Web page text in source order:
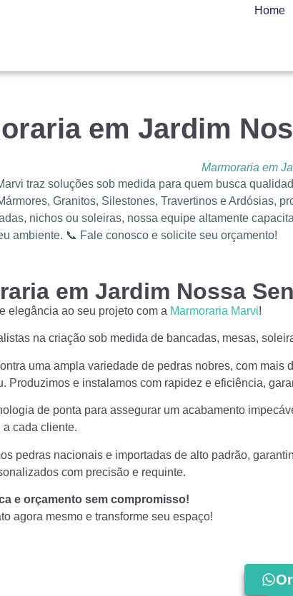
Home
em Jardim
Marmoraria em
traz soluções sob medida para quem busca
Granitos, Silestones, Travertinos e Ardósias,
nichos ou soleiras, nossa equipe altamente
ambiente. 📞 Fale conosco e solicite seu orçamento!
em Jardim Nossa
elegância ao seu projeto com a Marmoraria Marvi!
na criação sob medida de bancadas, mesas,
uma ampla variedade de pedras nobres, com
Produzimos e instalamos com rapidez e eficiência,
de ponta para assegurar um acabamento
a cada cliente.
pedras nacionais e importadas de alto padrão,
com precisão e requinte.
e orçamento sem compromisso!
agora mesmo e transforme seu espaço!